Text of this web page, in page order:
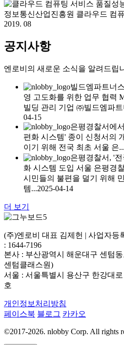
정보통신산업진흥원 클라우드 컴
2019. 08
공지사항
엔로비의 새로운 소식을 알려드립
빌드엠파트너
영 고도화를 위한 업무 협력
빌딩 관리 기업 ㈜빌드엠파
04-15
은평경찰서에
편화 시스템' 종이 신청서의
이기 위해 전국 최초 서울 은...
은평경찰서, '
화 시스템 도입 서울 은평경
시민들의 불편을 덜기 위해
템...2025-04-14
더 보기
(주)엔로비 대표 김제헌 | 사업자등
: 1644-7196
본사 : 부산광역시 해운대구 센텀
센텀클래스원)
서울 : 서울특별시 용산구 한강대
호
개인정보처리방침
페이스북 블로그 카카오
©2017-2026. nlobby Corp. All rights